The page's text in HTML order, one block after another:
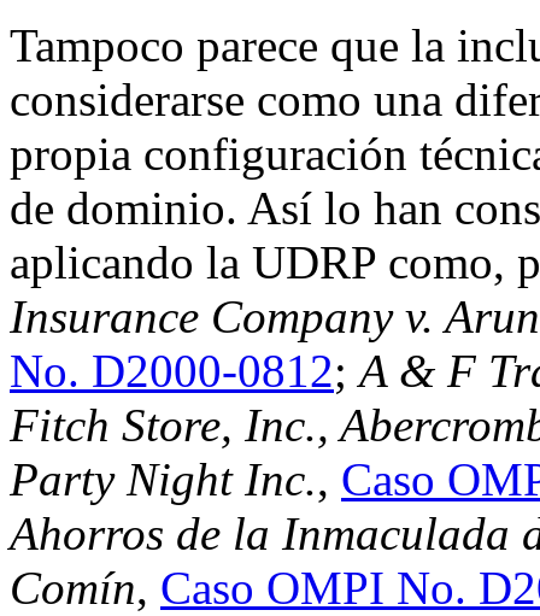
Tampoco parece que la
considerarse como una
propia configuración
de dominio. Así lo han
aplicando la UDRP como,
Insurance Company v.
No. D2000-0812;A & F
Fitch Store, Inc.,
Party Night Inc., Caso
Ahorros de la Inmaculada
Comín, Caso OMPI No.